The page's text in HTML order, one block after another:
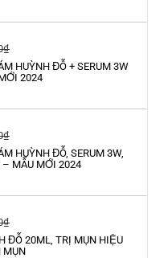
HUỲNH ĐỖ + SERUM 3W
2024
HUỲNH ĐỖ, SERUM 3W,
– MẪU MỚI 2024
ĐỖ 20ML, TRỊ MỤN HIỆU
MỤN